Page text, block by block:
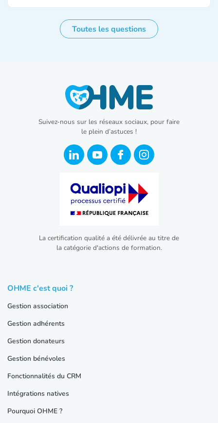
Toutes les questions
Suivez-nous sur les réseaux sociaux, pour faire
le plein d’astuces !
La certification qualité a été délivrée au titre de
la catégorie d'actions de formation.
OHME c'est quoi ?
Gestion association
Gestion adhérents
Gestion donateurs
Gestion bénévoles
Fonctionnalités du CRM
Intégrations natives
Pourquoi OHME ?